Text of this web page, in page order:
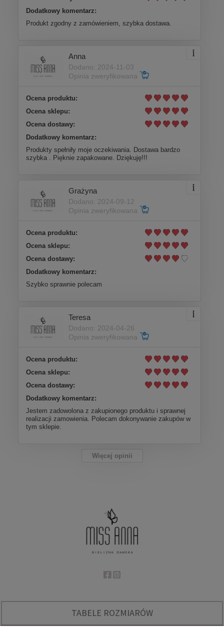
Dodatkowy komentarz:
Produkt zgodny z zamówieniem, szybka dostawa.
Anna
Dodano: 2024-11-03
Opinia zweryfikowana
Ocena produktu:
Ocena sklepu:
Ocena dostawy:
Dodatkowy komentarz:
Produkty spełniły moje oczekiwania. Dostawa bardzo
szybka . Pięknie zapakowane. Dziękuję!!!
Grażyna
Dodano: 2024-09-12
Opinia zweryfikowana
Ocena produktu:
Ocena sklepu:
Ocena dostawy:
Dodatkowy komentarz:
Szybko sprawnie polecam
Teresa
Dodano: 2024-04-26
Opinia zweryfikowana
Ocena produktu:
Ocena sklepu:
Ocena dostawy:
Dodatkowy komentarz:
Jestem zadowolona z zakupionego produktu i sprawnej
realizacji zamowienia. Polecam dokonywanie zakupów w
tym sklepie.
Więcej opinii
TABELE ROZMIARÓW